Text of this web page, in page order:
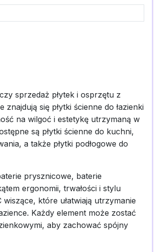
sprzedaż płytek i osprzętu z
się płytki ścienne do łazienki
na wilgoć i estetykę utrzymaną w
są płytki ścienne do kuchni,
a także płytki podłogowe do
prysznicowe, baterie
ergonomii, trwałości i stylu
które ułatwiają utrzymanie
Każdy element może zostać
aby zachować spójny